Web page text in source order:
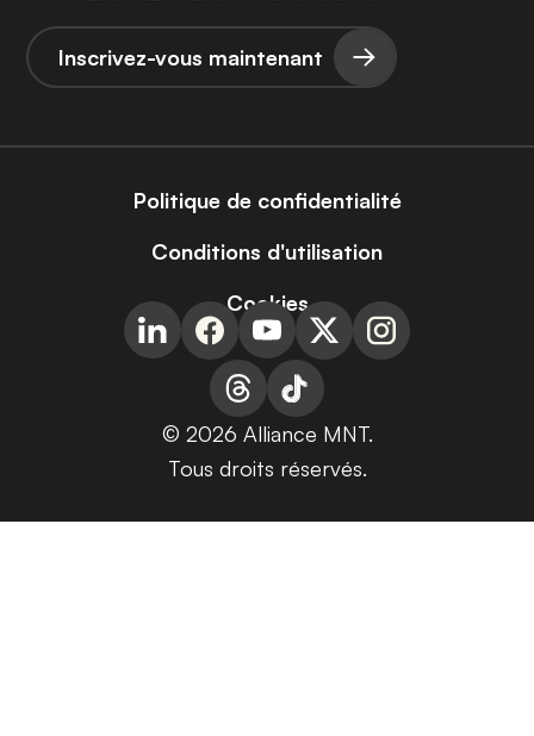
Inscrivez-vous maintenant
Politique de confidentialité
Conditions d'utilisation
Cookies
© 2026 Alliance MNT.
Tous droits réservés.